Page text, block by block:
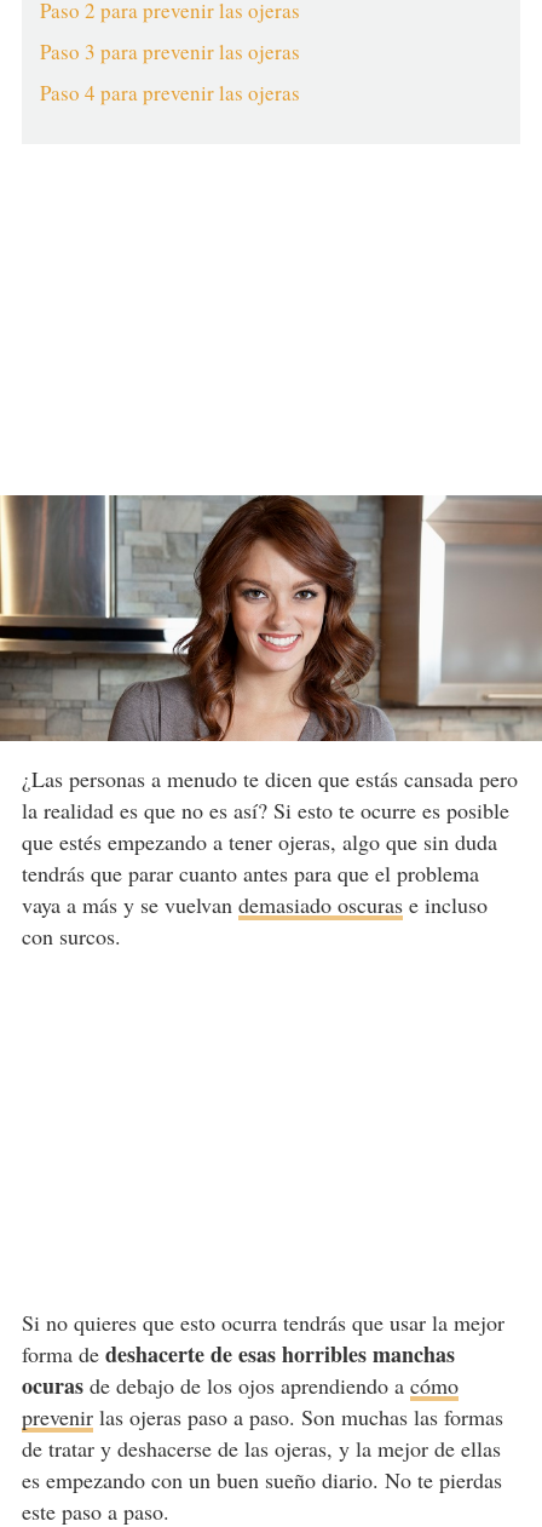
Paso 2 para prevenir las ojeras
Paso 3 para prevenir las ojeras
Paso 4 para prevenir las ojeras
¿Las personas a menudo te dicen que estás cansada pero
la realidad es que no es así? Si esto te ocurre es posible
que estés empezando a tener ojeras, algo que sin duda
tendrás que parar cuanto antes para que el problema
vaya a más y se vuelvan demasiado oscurase incluso
con surcos.
Si no quieres que esto ocurra tendrás que usar la mejor
forma dedeshacerte de esas horribles manchas
ocurasde debajo de los ojos aprendiendo a cómo
prevenirlas ojeras paso a paso. Son muchas las formas
de tratar y deshacerse de las ojeras, y la mejor de ellas
es empezando con un buen sueño diario. No te pierdas
este paso a paso.